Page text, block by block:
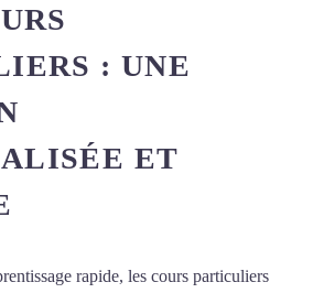
: UNE
ET
rapide, les cours particuliers